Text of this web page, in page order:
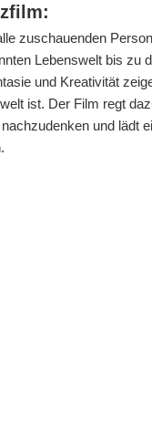
zuschauenden
Lebenswelt bis zu
und Kreativität
ist. Der Film regt
und lädt